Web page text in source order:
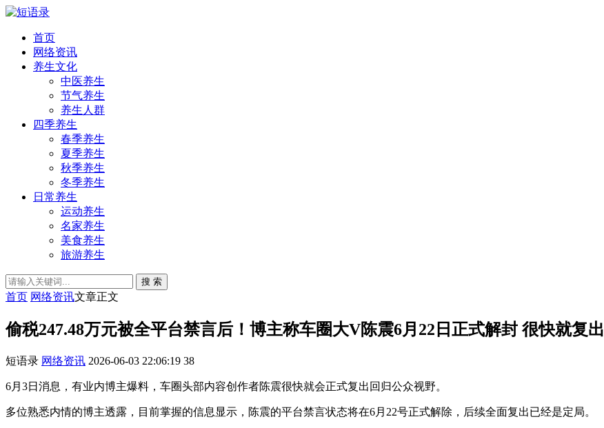
首页
网络资讯
养生文化
中医养生
节气养生
养生人群
四季养生
春季养生
夏季养生
秋季养生
冬季养生
日常养生
运动养生
名家养生
美食养生
旅游养生
搜 索
首页 网络资讯文章正文
偷税247.48万元被全平台禁言后！博主称车圈大V陈震6月22日正式解封 很快就复出
短语录 网络资讯 2026-06-03 22:06:19 38
6月3日消息，有业内博主爆料，车圈头部内容创作者陈震很快就会正式复出回归公众视野。
多位熟悉内情的博主透露，目前掌握的信息显示，陈震的平台禁言状态将在6月22号正式解除，后续全面复出已经是定局。